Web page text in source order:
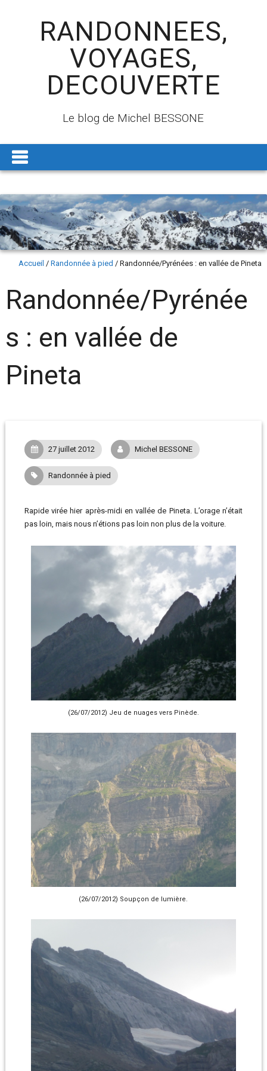
RANDONNEES,
VOYAGES,
DECOUVERTE
Le blog de Michel BESSONE
Accueil /Randonnée à pied /Randonnée/Pyrénées : en vallée de Pineta
Randonnée/Pyrénée
s : en vallée de
Pineta
27 juillet 2012 Michel BESSONE
Randonnée à pied
Rapide virée hier après-midi en vallée de Pineta. L’orage n’était
pas loin, mais nous n’étions pas loin non plus de la voiture.
(26/07/2012) Jeu de nuages vers Pinède.
(26/07/2012) Soupçon de lumière.